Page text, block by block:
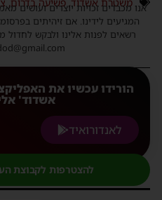
אנו מכבדים זכויות יוצרים ועושים
המגיעים לידינו. אם זיהיתים
רשאים לפנות אלינו ולבקש
הורידו עכשיו את
אשדוד'
לאנדורואיד
להצטרפות לקבוצת